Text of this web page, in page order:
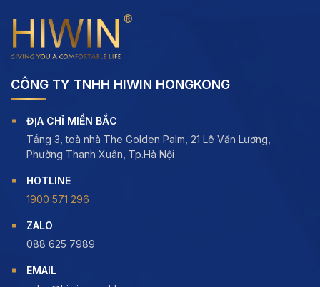
CÔNG TY TNHH HIWIN HONGKONG
ĐỊA CHỈ MIỀN BẮC
Tầng 3, toà nhà The Golden Palm, 21 Lê Văn Lương,
Phường Thanh Xuân, Tp.Hà Nội
HOTLINE
1900 571 296
ZALO
088 625 7989
EMAIL